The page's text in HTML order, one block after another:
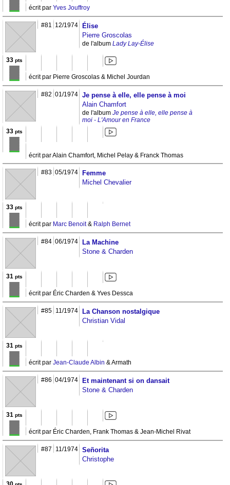
écrit par Yves Jouffroy
#81 12/1974
Élise
Pierre Groscolas
de l'album Lady Lay-Élise
33 pts
écrit par Pierre Groscolas & Michel Jourdan
#82 01/1974 Je pense à elle, elle pense à moi
Alain Chamfort
de l'album Je pense à elle, elle pense à
moi - L'Amour en France
33 pts
écrit par Alain Chamfort, Michel Pelay & Franck Thomas
#83 05/1974
Femme
Michel Chevalier
33 pts
écrit par Marc Benoit& Ralph Bernet
#84 06/1974
La Machine
Stone & Charden
31 pts
écrit par Éric Charden & Yves Dessca
#85 11/1974
La Chanson nostalgique
Christian Vidal
31 pts
écrit par Jean-Claude Albin & Armath
#86 04/1974
Et maintenant si on dansait
Stone & Charden
31 pts
écrit par Éric Charden, Frank Thomas & Jean-Michel Rivat
#87 11/1974
Señorita
Christophe